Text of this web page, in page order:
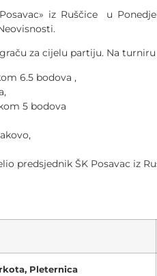
iz Ruščice u
za cijelu partiju. Na
6.5 bodova ,
5 bodova
predsjednik ŠK Posavac iz
Pleternica